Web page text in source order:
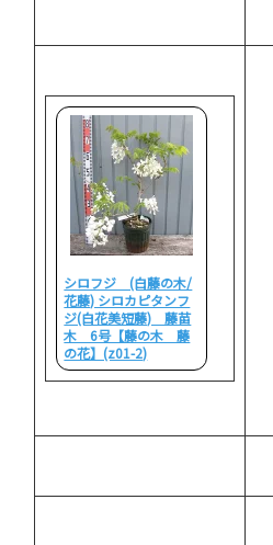
シロフジ (白藤の木/
花藤) シロカピタンフ
ジ(白花美短藤) 藤苗
木 6号【藤の木 藤
の花】(z01-2)